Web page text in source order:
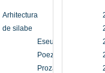
Arhitectura
de silabe
Eseu
Poezie
Proză